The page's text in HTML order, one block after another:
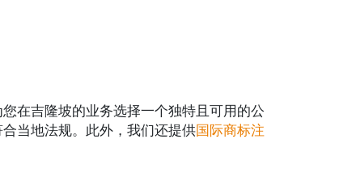
在吉隆坡的业务选择一个独特且可用的公
当地法规。此外，我们还提供国际商标注